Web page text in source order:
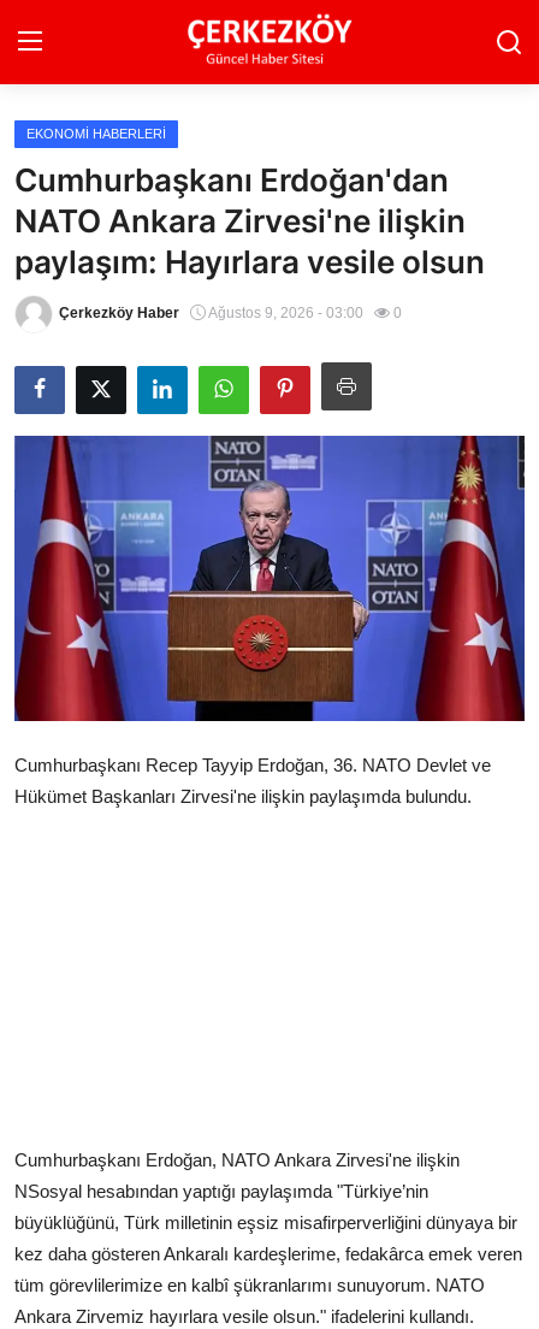
Ana Sayfa
Son Dakika
Ekonomi Haberleri
Magazin Haberleri
Spor Haberleri
Teknoloji Haberleri
Dünya Haberleri
Çerkezköy
EKONOMI HABERLERI
Cumhurbaşkanı Erdoğan'dan
NATO Ankara Zirvesi'ne ilişkin
paylaşım: Hayırlara vesile olsun
Çerkezköy Haber Ağustos 9, 2026 - 03:00 0
Cumhurbaşkanı Recep Tayyip Erdoğan, 36. NATO Devlet ve
Hükümet Başkanları Zirvesi'ne ilişkin paylaşımda bulundu.
Cumhurbaşkanı Erdoğan, NATO Ankara Zirvesi'ne ilişkin
NSosyal hesabından yaptığı paylaşımda "Türkiye’nin
büyüklüğünü, Türk milletinin eşsiz misafirperverliğini dünyaya bir
kez daha gösteren Ankaralı kardeşlerime, fedakârca emek veren
tüm görevlilerimize en kalbî şükranlarımı sunuyorum. NATO
Ankara Zirvemiz hayırlara vesile olsun." ifadelerini kullandı.